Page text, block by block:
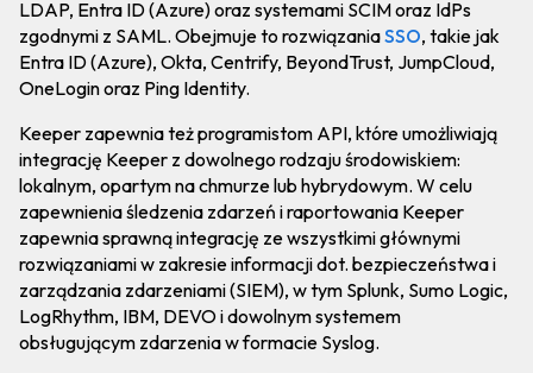
LDAP, Entra ID (Azure) oraz systemami SCIM oraz IdPs
zgodnymi z SAML. Obejmuje to rozwiązaniaSSO, takie jak
Entra ID (Azure), Okta, Centrify, BeyondTrust, JumpCloud,
OneLogin oraz Ping Identity.
Keeper zapewnia też programistom API, które umożliwiają
integrację Keeper z dowolnego rodzaju środowiskiem:
lokalnym, opartym na chmurze lub hybrydowym. W celu
zapewnienia śledzenia zdarzeń i raportowania Keeper
zapewnia sprawną integrację ze wszystkimi głównymi
rozwiązaniami w zakresie informacji dot. bezpieczeństwa i
zarządzania zdarzeniami (SIEM), w tym Splunk, Sumo Logic,
LogRhythm, IBM, DEVO i dowolnym systemem
obsługującym zdarzenia w formacie Syslog.